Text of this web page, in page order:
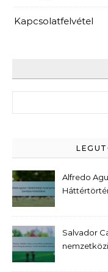
Kapcsolatfelvétel
Alfredo
Salvador